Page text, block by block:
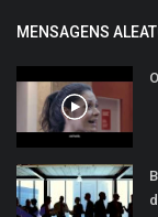
MENSAGENS